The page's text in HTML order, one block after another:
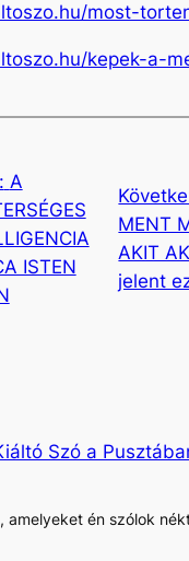
most-
kepek-a-
A
ISTEN
MENT
AKIT
jelent
Szó a
amelyeket én szólok